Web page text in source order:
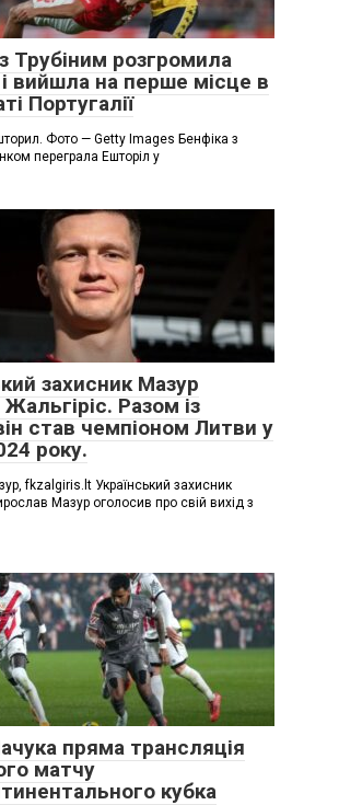
Трубіним розгромила
вийшла на перше місце в
Португалії
Фото — Getty Images Бенфіка з
переграла Ешторіл у
захисник Мазур
Разом із
став чемпіоном Литви у
року.
fkzalgiris.lt Український захисник
Мазур оголосив про свій вихід з
пряма трансляція
матчу
кубка